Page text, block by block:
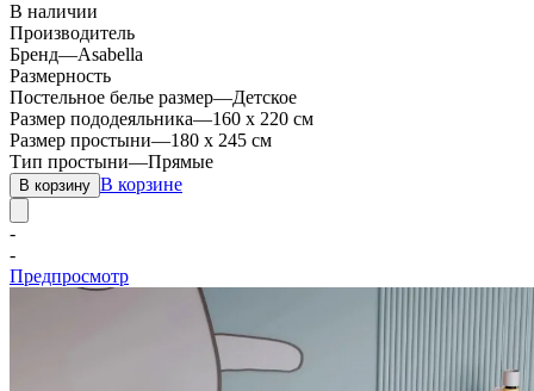
В наличии
Производитель
Бренд—Asabella
Размерность
Постельное белье размер—Детское
Размер пододеяльника—160 х 220 см
Размер простыни—180 x 245 см
Тип простыни—Прямые
В корзину В корзине
-
-
Предпросмотр